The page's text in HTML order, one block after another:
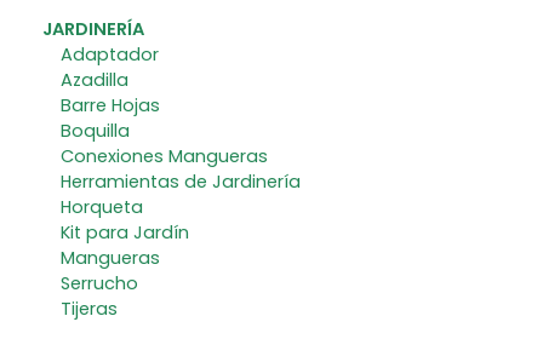
JARDINERÍA
Adaptador
Azadilla
Barre Hojas
Boquilla
Conexiones Mangueras
Herramientas de Jardinería
Horqueta
Kit para Jardín
Mangueras
Serrucho
Tijeras